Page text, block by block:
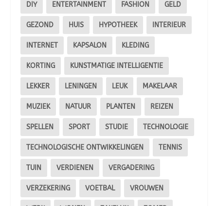
DIY ENTERTAINMENT FASHION GELD
GEZOND HUIS HYPOTHEEK INTERIEUR
INTERNET KAPSALON KLEDING
KORTING KUNSTMATIGE INTELLIGENTIE
LEKKER LENINGEN LEUK MAKELAAR
MUZIEK NATUUR PLANTEN REIZEN
SPELLEN SPORT STUDIE TECHNOLOGIE
TECHNOLOGISCHE ONTWIKKELINGEN TENNIS
TUIN VERDIENEN VERGADERING
VERZEKERING VOETBAL VROUWEN